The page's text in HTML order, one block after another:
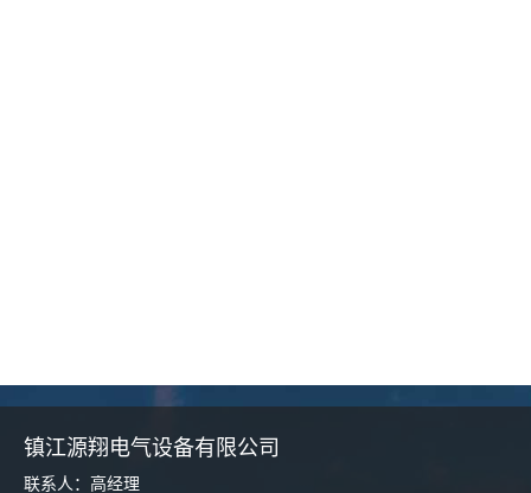
镇江源翔电气设备有限公司
联系人：高经理